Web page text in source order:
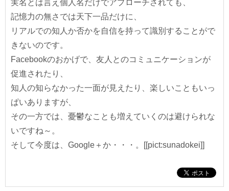
実名とは言え個人名だけでアプローチされても、
記憶力の無さでは天下一品だけに、
リアルでの知人か否かを自信を持って識別することがで
きないのです。
Facebookのおかげで、友人とのコミュニケーションが
促進されたり、
知人の知らなかった一面が見えたり、楽しいこともいっ
ぱいありますが、
その一方では、憂鬱なことも増えていくのは避けられな
いですね～。
そして今度は、Google＋か・・・。[[pict:sunadokei]]